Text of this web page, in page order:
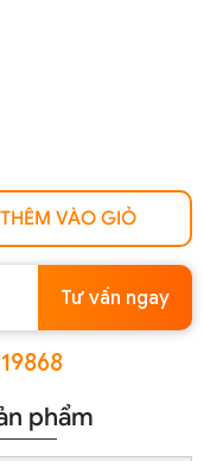
THÊM VÀO GIỎ
Tư vấn ngay
phẩm